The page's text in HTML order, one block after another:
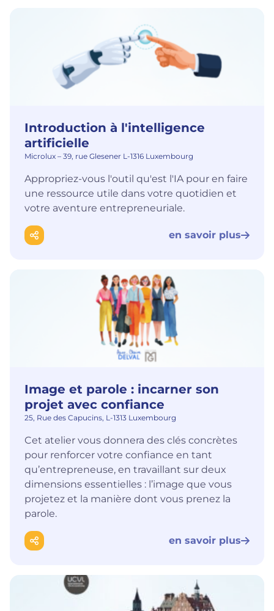
Introduction à l'intelligence
artificielle
Microlux – 39, rue Glesener L-1316 Luxembourg
Appropriez-vous l'outil qu'est l'IA pour en faire
une ressource utile dans votre quotidien et
votre aventure entrepreneuriale.
en savoir plus
Image et parole : incarner son
projet avec confiance
25, Rue des Capucins, L-1313 Luxembourg
Cet atelier vous donnera des clés concrètes
pour renforcer votre confiance en tant
qu’entrepreneuse, en travaillant sur deux
dimensions essentielles : l’image que vous
projetez et la manière dont vous prenez la
parole.
en savoir plus